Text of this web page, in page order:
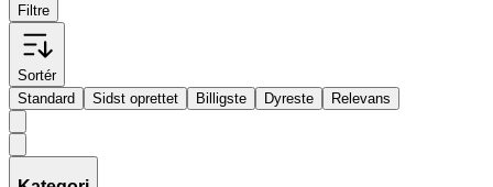
Filtre
Sortér
Standard
Sidst oprettet Billigste Dyreste Relevans